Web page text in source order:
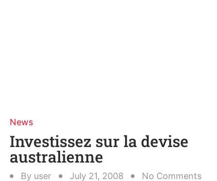
News
Investissez sur la devise
australienne
By user July 21, 2008 No Comments